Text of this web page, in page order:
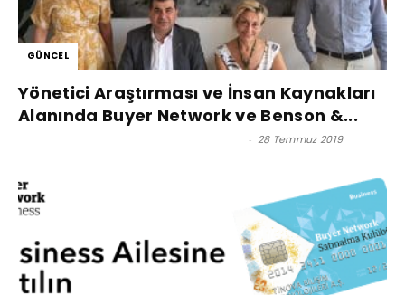
GÜNCEL
Yönetici Araştırması ve İnsan Kaynakları
Alanında Buyer Network ve Benson &...
- 28 Temmuz 2019